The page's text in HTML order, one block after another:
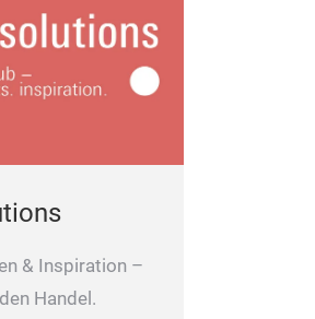
& Inspiration –
Handel.